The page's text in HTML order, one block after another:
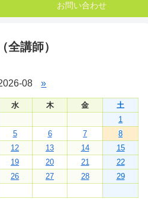
お問い合わせ
全講師）
08 »
水 木 金
土
1
5 6 7
8
12 13 14
15
19 20 21
22
26 27 28
29